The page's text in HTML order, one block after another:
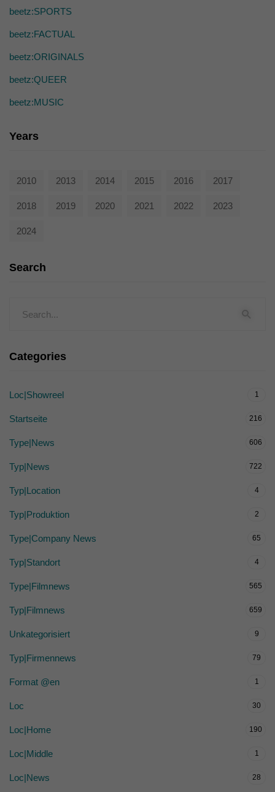
beetz:SPORTS
beetz:FACTUAL
beetz:ORIGINALS
beetz:QUEER
beetz:MUSIC
Years
2010 2013 2014 2015 2016 2017
2018 2019 2020 2021 2022 2023
2024
Search
Categories
Loc|Showreel 1
Startseite 216
Type|News 606
Typ|News 722
Typ|Location 4
Typ|Produktion 2
Type|Company News 65
Typ|Standort 4
Type|Filmnews 565
Typ|Filmnews 659
Unkategorisiert 9
Typ|Firmennews 79
Format @en 1
Loc 30
Loc|Home 190
Loc|Middle 1
Loc|News 28
standardmäßig blockiert. Wenn Cookies von externen Medien akzeptiert
werden, bedarf der Zugriff auf diese Inhalte keiner manuellen Einwilligung
powered by Borlabs Cookie